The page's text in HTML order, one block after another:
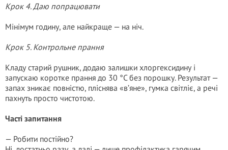
Крок 4. Даю попрацювати
Мінімум годину, але найкраще — на ніч.
Крок 5. Контрольне прання
Кладу старий рушник, додаю залишки хлоргексидину і
запускаю коротке прання до 30 °C без порошку. Результат —
запах зникає повністю, пліснява «в’яне», гумка світліє, а речі
пахнуть просто чистотою.
Часті запитання
— Робити постійно?